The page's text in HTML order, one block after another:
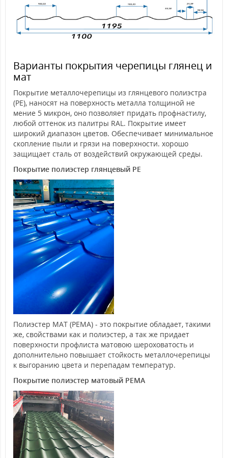
Варианты покрытия черепицы глянец и
мат
Покрытие металлочерепицы из глянцевого полиэстра
(PE), наносят на поверхность металла толщиной не
мение 5 микрон, оно позволяет придать профнастилу,
любой оттенок из палитры RAL. Покрытие имеет
широкий диапазон цветов. Обеспечивает минимальное
скопление пыли и грязи на поверхности. хорошо
защищает сталь от воздействий окружающей среды.
Покрытие полиэстер глянцевый PE
Полиэстер MAT (PEMA) - это покрытие обладает, такими
же, свойствами как и полиэстер, а так же придает
поверхности профлиста матовою шероховатость и
дополнительно повышает стойкость металлочерепицы
к выгоранию цвета и перепадам температур.
Покрытие полиэстер матовый PEMA